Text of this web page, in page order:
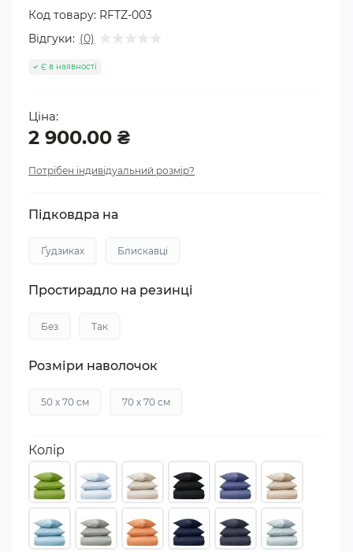
Код товару: RFTZ-003
Відгуки: (0)
Є в наявності
Ціна:
2 900.00 ₴
Потрібен індивідуальний розмір?
Підковдра на
Ґудзиках Блискавці
Простирадло на резинці
Без Так
Розміри наволочок
50 х 70 см 70 х 70 см
Колір